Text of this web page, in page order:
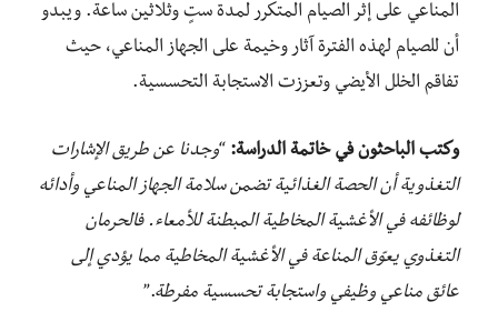
المناعي على إثر الصيام المتكرر لمدة ستٍ وثلاثين ساعة. ويبدو
أن للصيام لهذه الفترة آثار وخيمة على الجهاز المناعي، حيث
تفاقم الخلل الأيضي وتعززت الاستجابة التحسسية.
وكتب الباحثون في خاتمة الدراسة: “وجدنا عن طريق الإشارات
التغذوية أن الحصة الغذائية تضمن سلامة الجهاز المناعي وأدائه
لوظائفه في الأغشية المخاطية المبطنة للأمعاء. فالحرمان
التغذوي يعوّق المناعة في الأغشية المخاطية مما يؤدي إلى
عائق مناعي وظيفي واستجابة تحسسية مفرطة.”